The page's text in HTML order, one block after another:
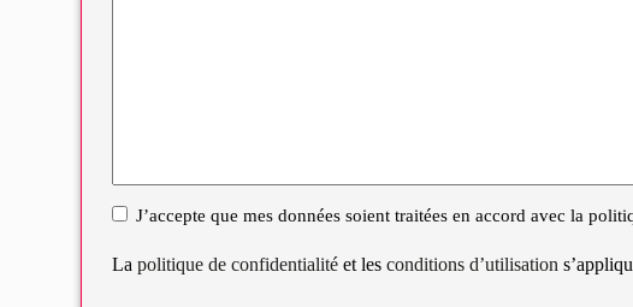
RGPDJ’accepte que mes données soient traitées en accord avec la
Lapolitique de confidentialité et lesconditions d’utilisation